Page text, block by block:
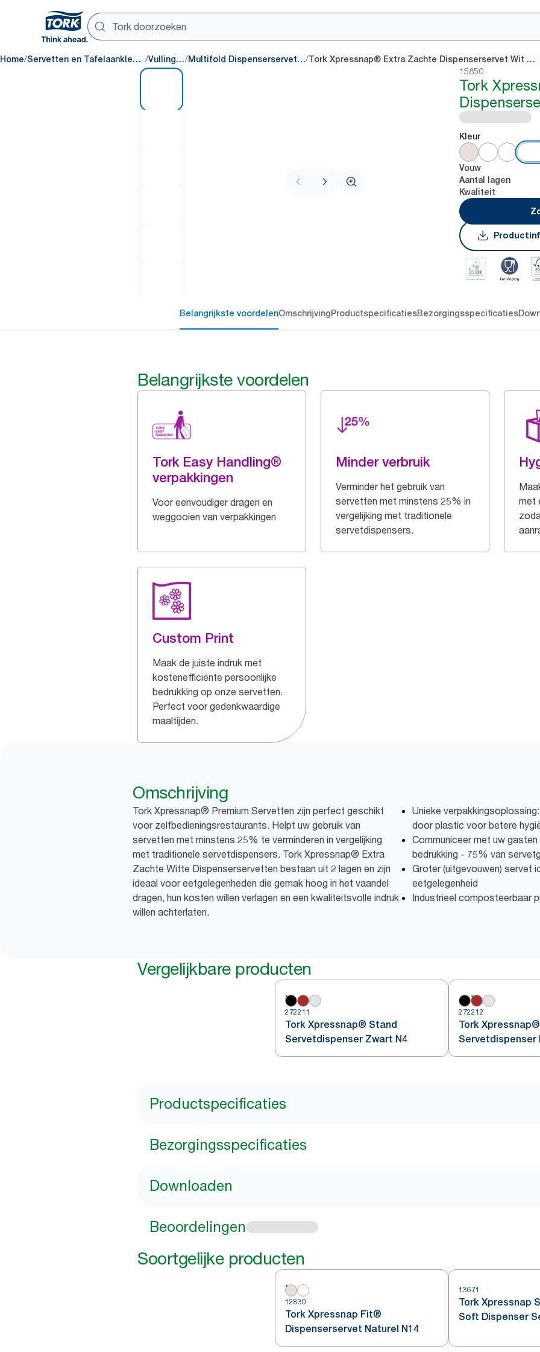
Home/ Servetten en Tafelaankleding / Vullingen/ Multifold Dispenserservetten/ Tork Xpressnap® Extra Zachte Dispenserservet Wit N4
15850
Tork
Kleur
Vouw
Aantal lagen
Kwaliteit
Belangrijkste voordelenOmschrijvingProductspecificatiesBezorgingsspecificaties
Belangrijkste voordelen
Tork Easy Handling®
verpakkingen
Voor eenvoudiger dragen en
weggooien van verpakkingen
Minder verbruik
Verminder het gebruik van
servetten met minstens 25% in
vergelijking met traditionele
servetdispensers.
met
Custom Print
Maak de juiste indruk met
kostenefficiënte persoonlijke
bedrukking op onze servetten.
Perfect voor gedenkwaardige
maaltijden.
Omschrijving
Tork Xpressnap® Premium Servetten zijn perfect geschikt
voor zelfbedieningsrestaurants. Helpt uw gebruik van
servetten met minstens 25% te verminderen in vergelijking
met traditionele servetdispensers. Tork Xpressnap® Extra
Zachte Witte Dispenserservetten bestaan uit 2 lagen en zijn
ideaal voor eetgelegenheden die gemak hoog in het vaandel
dragen, hun kosten willen verlagen en een kwaliteitsvolle indruk
willen achterlaten.
Unieke
door plastic voor betere
Communiceer met uw
bedrukking - 75% van
Groter (uitgevouwen) servet
eetgelegenheid
Industrieel composteerbaar
Vergelijkbare producten
272211
Tork Xpressnap® Stand
Servetdispenser Zwart N4
272212
Tork
Servetdispenser
Productspecificaties
Bezorgingsspecificaties
Downloaden
Beoordelingen
Soortgelijke producten
12830
Tork Xpressnap Fit®
Dispenserservet Naturel N14
13671
Tork Xpressnap
Soft Dispenser